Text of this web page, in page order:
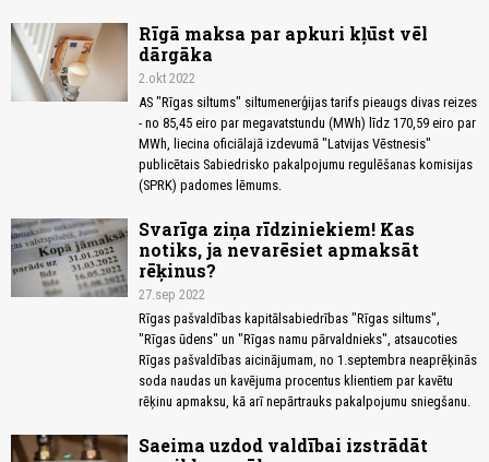
Rīgā maksa par apkuri kļūst vēl
dārgāka
2.okt 2022
AS "Rīgas siltums" siltumenerģijas tarifs pieaugs divas reizes
- no 85,45 eiro par megavatstundu (MWh) līdz 170,59 eiro par
MWh, liecina oficiālajā izdevumā "Latvijas Vēstnesis"
publicētais Sabiedrisko pakalpojumu regulēšanas komisijas
(SPRK) padomes lēmums.
Svarīga ziņa rīdziniekiem! Kas
notiks, ja nevarēsiet apmaksāt
rēķinus?
27.sep 2022
Rīgas pašvaldības kapitālsabiedrības "Rīgas siltums",
"Rīgas ūdens" un "Rīgas namu pārvaldnieks", atsaucoties
Rīgas pašvaldības aicinājumam, no 1.septembra neaprēķinās
soda naudas un kavējuma procentus klientiem par kavētu
rēķinu apmaksu, kā arī nepārtrauks pakalpojumu sniegšanu.
Saeima uzdod valdībai izstrādāt